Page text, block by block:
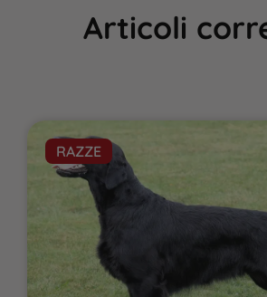
Articoli
RAZZE